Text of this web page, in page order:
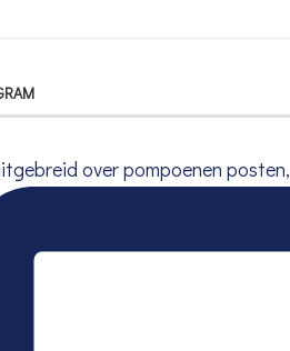
over pompoenen posten,